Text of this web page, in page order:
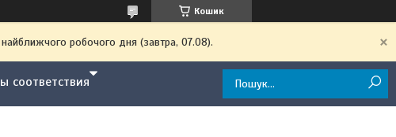
Кошик
робочого дня (завтра, 07.08).
соответствия